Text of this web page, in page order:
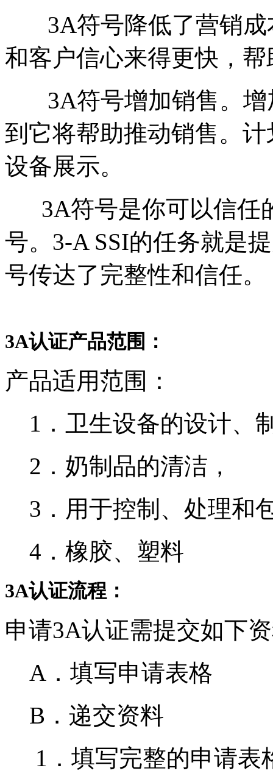
3A符号降低了营销成
和客户信心来得更快，
3A符号增加销售。增
到它将帮助推动销售。
设备展示。
3A符号是你可以信任
号。3-A SSI的任务就是
号传达了完整性和信任。
3A认证产品范围：
产品适用范围：
1．卫生设备的设计、
2．奶制品的清洁，
3．用于控制、处理和
4．橡胶、塑料
3A认证流程：
申请3A认证需提交如下
A．填写申请表格
B．递交资料
1．填写完整的申请表